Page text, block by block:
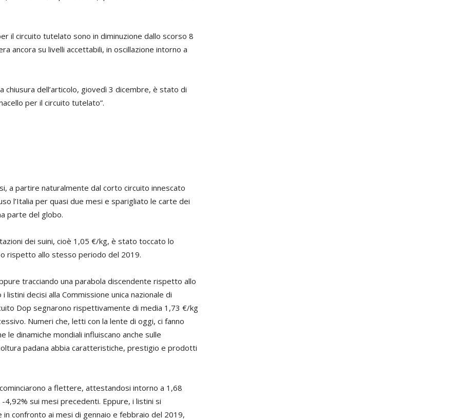
il circuito tutelato sono in diminuzione dallo scorso 8
ancora su livelli accettabili, in oscillazione intorno a
chiusura dell’articolo, giovedì 3 dicembre, è stato di
per il circuito tutelato”.
a partire naturalmente dal corto circuito innescato
l’Italia per quasi due mesi e sparigliato le carte dei
parte del globo.
dei suini, cioè 1,05 €/kg, è stato toccato lo
rispetto allo stesso periodo del 2019.
tracciando una parabola discendente rispetto allo
decisi alla Commissione unica nazionale di
Dop segnarono rispettivamente di media 1,73 €/kg
Numeri che, letti con la lente di oggi, ci fanno
le dinamiche mondiali influiscano anche sulle
padana abbia caratteristiche, prestigio e prodotti
a flettere, attestandosi intorno a 1,68
sui mesi precedenti. Eppure, i listini si
confronto ai mesi di gennaio e febbraio del 2019,